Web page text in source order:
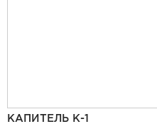
КАПИТЕЛЬ К-1